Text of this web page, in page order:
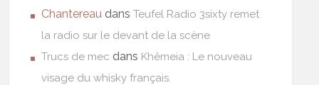
Chantereau dansTeufel Radio 3sixty remet
la radio sur le devant de la scène
Trucs de mec dans Khêmeia : Le nouveau
visage du whisky français.